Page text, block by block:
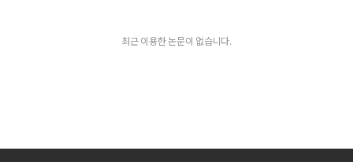
經營戰略에 대한 호텔從事員의 知覺 分析
최근 이용한 논문이 없습니다.